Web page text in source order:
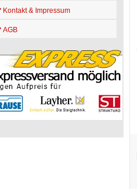
Kontakt & Impressum
AGB